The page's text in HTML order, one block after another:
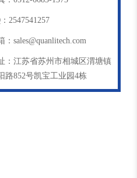
2547541257
：sales@quanlitech.com
：江苏省苏州市相城区渭塘镇
路852号凯宝工业园4栋